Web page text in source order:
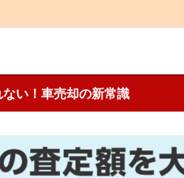
い！車売却の新常識